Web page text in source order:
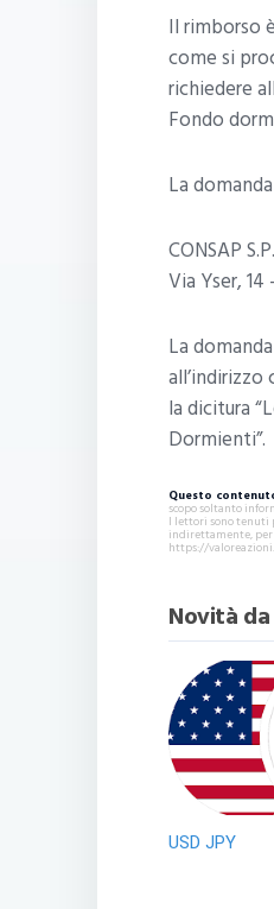
Il rimborso
come si
richiedere
Fondo
La
CONSAP
Via Yser, 14
La
la dicitura
Dormienti”.
Questo
scopo soltanto
I lettori sono tenuti
indirettamente, per
https://
Novità
USD JPY